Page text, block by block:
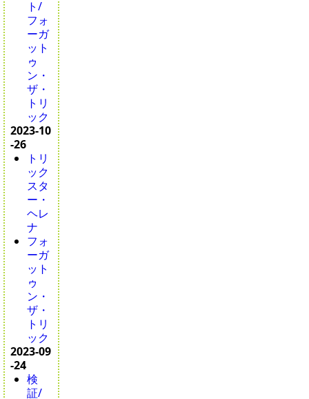
ト/
フォ
ーガ
ット
ゥ
ン・
ザ・
トリ
ック
2023-10
-26
トリ
ック
スタ
ー・
ヘレ
ナ
フォ
ーガ
ット
ゥ
ン・
ザ・
トリ
ック
2023-09
-24
検
証/